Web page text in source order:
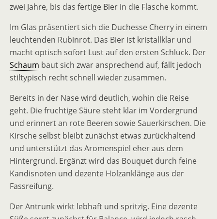
zwei Jahre, bis das fertige Bier in die Flasche kommt.
Im Glas präsentiert sich die Duchesse Cherry in einem
leuchtenden Rubinrot. Das Bier ist kristallklar und
macht optisch sofort Lust auf den ersten Schluck. Der
Schaum baut sich zwar ansprechend auf, fällt jedoch
stiltypisch recht schnell wieder zusammen.
Bereits in der Nase wird deutlich, wohin die Reise
geht. Die fruchtige Säure steht klar im Vordergrund
und erinnert an rote Beeren sowie Sauerkirschen. Die
Kirsche selbst bleibt zunächst etwas zurückhaltend
und unterstützt das Aromenspiel eher aus dem
Hintergrund. Ergänzt wird das Bouquet durch feine
Kandisnoten und dezente Holzanklänge aus der
Fassreifung.
Der Antrunk wirkt lebhaft und spritzig. Eine dezente